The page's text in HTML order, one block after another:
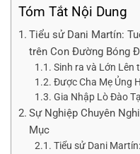
Tóm Tắt Nội Dung
Tiểu sử Dani Martín:
trên Con Đường Bóng
Sinh ra và Lớn Lên
Được Cha Mẹ Ủng
Gia Nhập Lò Đào
Sự Nghiệp Chuyên
Mục
Tiểu sử Dani